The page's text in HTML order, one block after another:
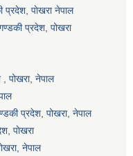
प्रदेश, पाेखरा नेपाल
प्रदेश, पोखरा
पोखरा, नेपाल
प्रदेश, पोखरा, नेपाल
पाेखरा
नेपाल